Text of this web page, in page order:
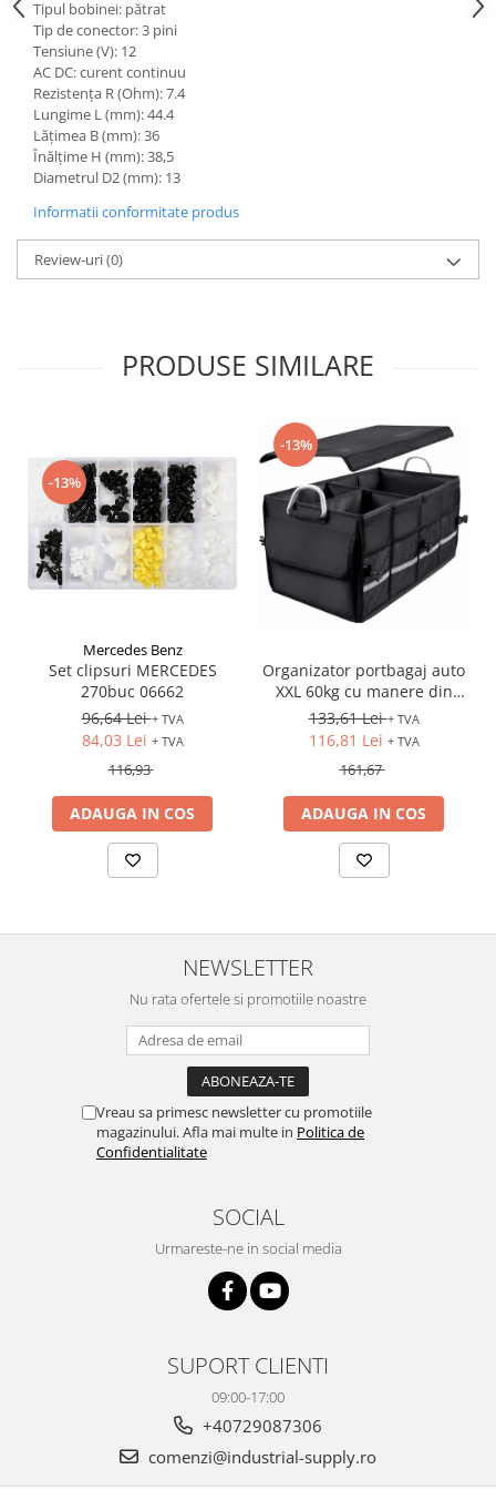
Pozitionere de sudura
Instalatii de rotire
Platforme foarfeca
Tip SB - cu bază rabatabilă
Nacela stivuitor
Translator stivuitor
Prelungitor lame stivuitor CAM
attachments
Atasamente profesionale CAM
Cleste ridicare butoi
Dispozitive ridicare butoaie
Tipul bobinei: pătrat
Tip de conector: 3 pini
Tensiune (V): 12
AC DC: curent continuu
Rezistența R (Ohm): 7.4
Lungime L (mm): 44.4
Lățimea B (mm): 36
Înălțime H (mm): 38,5
Diametrul D2 (mm): 13
Informatii conformitate produs
Review-uri(0)
PRODUSE SIMILARE
-13%
Mercedes Benz
Set clipsuri MERCEDES
270buc 06662
96,64 Lei+ TVA
84,03 Lei + TVA
116,93
ADAUGA IN COS
-13%
Organizator portbagaj auto
XXL 60kg cu manere din
aluminiu
133,61 Lei+ TVA
116,81 Lei + TVA
161,67
ADAUGA IN COS
NEWSLETTER
Nu rata ofertele si promotiile noastre
Vreau sa primesc newsletter cu promotiile
magazinului. Afla mai multe in Politica de
Confidentialitate
SOCIAL
Urmareste-ne in social media
SUPORT CLIENTI
09:00-17:00
+40729087306
comenzi@industrial-supply.ro